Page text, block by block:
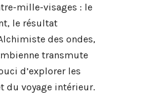
mille-visages : le
le résultat
des ondes,
transmute
d’explorer les
du voyage intérieur.